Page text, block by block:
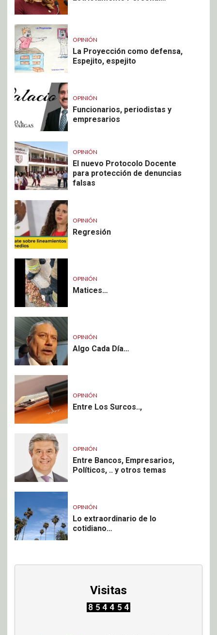
OPINIÓN
La Proyección como defensa,
Espejito, espejito
OPINIÓN
Funcionarios, periodistas y
empresarios
OPINIÓN
El nuevo Protocolo Docente
para protección de denuncias
falsas
OPINIÓN
Regresión
OPINIÓN
Matices…
OPINIÓN
Algo Cada Día…
OPINIÓN
Entre Los Surcos..,
OPINIÓN
Entre Bancos, Empresarios,
Políticos, .. y otros temas
OPINIÓN
Lo extraordinario de lo
cotidiano…
Visitas